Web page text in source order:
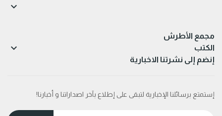
مجمع الأطرش

الكتب 
إنضم إلى نشرتنا الاخبارية
إستمتع برسائلنا الإخبارية لتبقى على إطلاع بآخر اصداراتنا و أخبارنا!